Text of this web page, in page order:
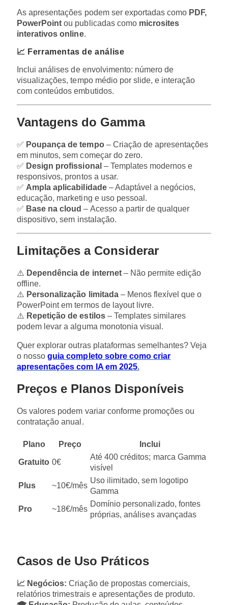
As apresentações podem ser exportadas como PDF,
PowerPoint ou publicadas como microsites
interativos online.
📈 Ferramentas de análise
Inclui análises de envolvimento: número de
visualizações, tempo médio por slide, e interação
com conteúdos embutidos.
Vantagens do Gamma
✅ Poupança de tempo– Criação de apresentações
em minutos, sem começar do zero.
✅ Design profissional – Templates modernos e
responsivos, prontos a usar.
✅ Ampla aplicabilidade– Adaptável a negócios,
educação, marketing e uso pessoal.
✅ Base na cloud – Acesso a partir de qualquer
dispositivo, sem instalação.
Limitações a Considerar
⚠️ Dependência de internet– Não permite edição
offline.
⚠️ Personalização limitada– Menos flexível que o
PowerPoint em termos de layout livre.
⚠️ Repetição de estilos– Templates similares
podem levar a alguma monotonia visual.
Quer explorar outras plataformas semelhantes? Veja
o nossoguia completo sobre como criar
apresentações com IA em 2025.
Preços e Planos Disponíveis
Os valores podem variar conforme promoções ou
contratação anual.
Plano Preço Inclui
Gratuito 0€
Até 400 créditos; marca Gamma
visível
Plus ~10€/mês
Uso ilimitado, sem logotipo
Gamma
Pro ~18€/mês
Domínio personalizado, fontes
próprias, análises avançadas
Casos de Uso Práticos
📈 Negócios: Criação de propostas comerciais,
relatórios trimestrais e apresentações de produto.